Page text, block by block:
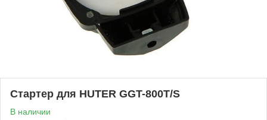
Стартер для HUTER GGT-800T/S
В наличии